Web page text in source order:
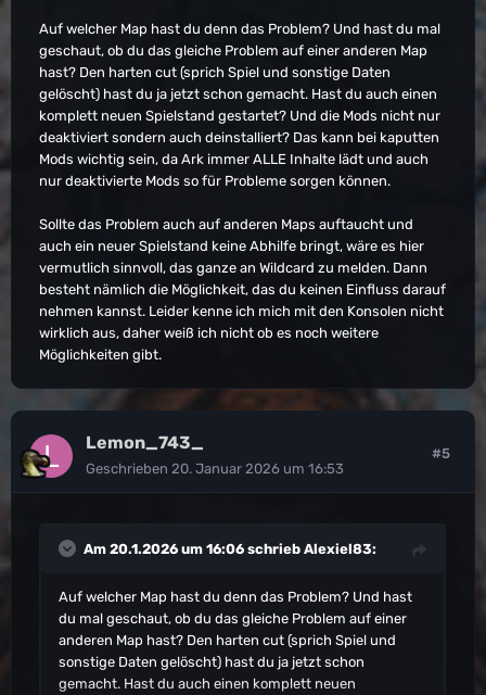
Auf welcher Map hast du denn das Problem? Und hast du mal
geschaut, ob du das gleiche Problem auf einer anderen Map
hast? Den harten cut (sprich Spiel und sonstige Daten
gelöscht) hast du ja jetzt schon gemacht. Hast du auch einen
komplett neuen Spielstand gestartet? Und die Mods nicht nur
deaktiviert sondern auch deinstalliert? Das kann bei kaputten
Mods wichtig sein, da Ark immer ALLE Inhalte lädt und auch
nur deaktivierte Mods so für Probleme sorgen können.
Sollte das Problem auch auf anderen Maps auftaucht und
auch ein neuer Spielstand keine Abhilfe bringt, wäre es hier
vermutlich sinnvoll, das ganze an Wildcard zu melden. Dann
besteht nämlich die Möglichkeit, das du keinen Einfluss darauf
nehmen kannst. Leider kenne ich mich mit den Konsolen nicht
wirklich aus, daher weiß ich nicht ob es noch weitere
Möglichkeiten gibt.
Lemon_743_
Geschrieben 20. Januar 2026 um 16:53
#5
Am 20.1.2026 um 16:06 schrieb Alexiel83:
Auf welcher Map hast du denn das Problem? Und hast
du mal geschaut, ob du das gleiche Problem auf einer
anderen Map hast? Den harten cut (sprich Spiel und
sonstige Daten gelöscht) hast du ja jetzt schon
gemacht. Hast du auch einen komplett neuen